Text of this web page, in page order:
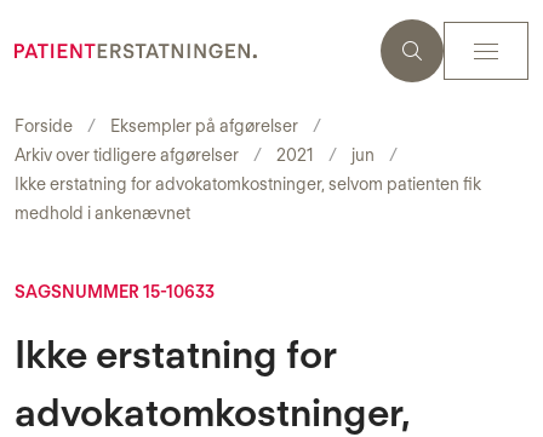
Forside
Eksempler på afgørelser
Arkiv over tidligere afgørelser
2021
jun
Ikke erstatning for advokatomkostninger, selvom patienten fik
medhold i ankenævnet
SAGSNUMMER 15-10633
Ikke erstatning for
advokatomkostninger,